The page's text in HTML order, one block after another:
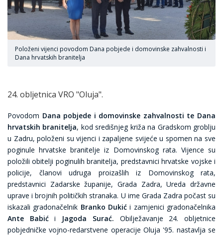
Položeni vijenci povodom Dana pobjede i domovinske zahvalnosti i
Dana hrvatskih branitelja
24. obljetnica VRO "Oluja".
Povodom Dana pobjede i domovinske zahvalnosti te Dana
hrvatskih branitelja, kod središnjeg križa na Gradskom groblju
u Zadru, položeni su vijenci i zapaljene svijeće u spomen na sve
poginule hrvatske branitelje iz Domovinskog rata. Vijence su
položili obitelji poginulih branitelja, predstavnici hrvatske vojske i
policije, članovi udruga proizašlih iz Domovinskog rata,
predstavnici Zadarske županije, Grada Zadra, Ureda državne
uprave i brojnih političkih stranaka. U ime Grada Zadra počast su
iskazali gradonačelnik Branko Dukić i zamjenici gradonačelnika
Ante Babići Jagoda Surać. Obilježavanje 24. obljetnice
pobjedničke vojno-redarstvene operacije Oluja '95. nastavlja se